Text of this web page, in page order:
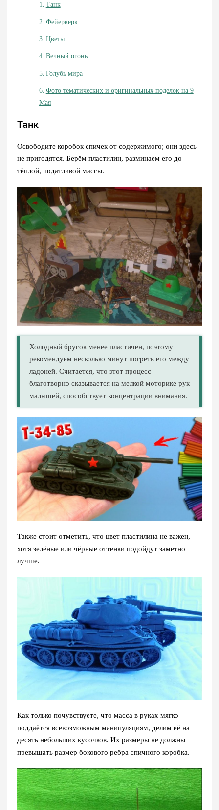
Танк
Фейерверк
Цветы
Вечный огонь
Голубь мира
Фото тематических и оригинальных поделок на 9
Мая
Танк
Освободите коробок спичек от содержимого; они здесь
не пригодятся. Берём пластилин, разминаем его до
тёплой, податливой массы.
Холодный брусок менее пластичен, поэтому
рекомендуем несколько минут погреть его между
ладоней. Считается, что этот процесс
благотворно сказывается на мелкой моторике рук
малышей, способствует концентрации внимания.
Также стоит отметить, что цвет пластилина не важен,
хотя зелёные или чёрные оттенки подойдут заметно
лучше.
Как только почувствуете, что масса в руках мягко
поддаётся всевозможным манипуляциям, делим её на
десять небольших кусочков. Их размеры не должны
превышать размер бокового ребра спичного коробка.